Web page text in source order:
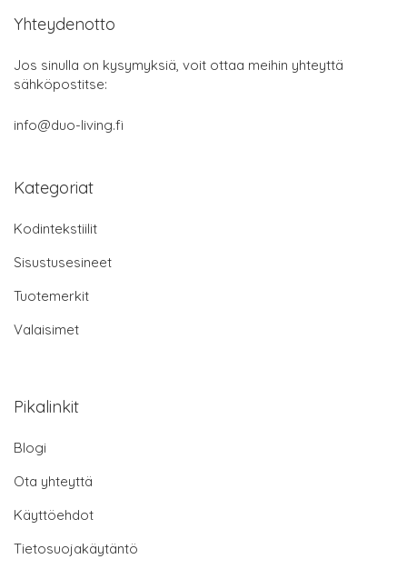
Yhteydenotto
Jos sinulla on kysymyksiä, voit ottaa meihin yhteyttä
sähköpostitse:
info@duo-living.fi
Kategoriat
Kodintekstiilit
Sisustusesineet
Tuotemerkit
Valaisimet
Pikalinkit
Blogi
Ota yhteyttä
Käyttöehdot
Tietosuojakäytäntö